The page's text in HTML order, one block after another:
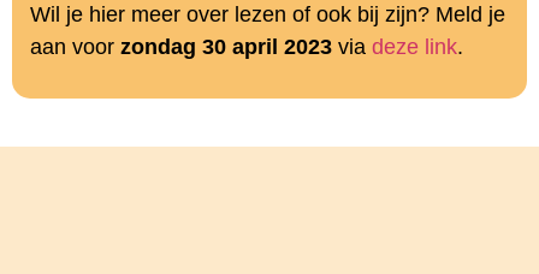
Wil je hier meer over lezen of ook bij zijn? Meld je
aan voor zondag 30 april 2023 via deze link.